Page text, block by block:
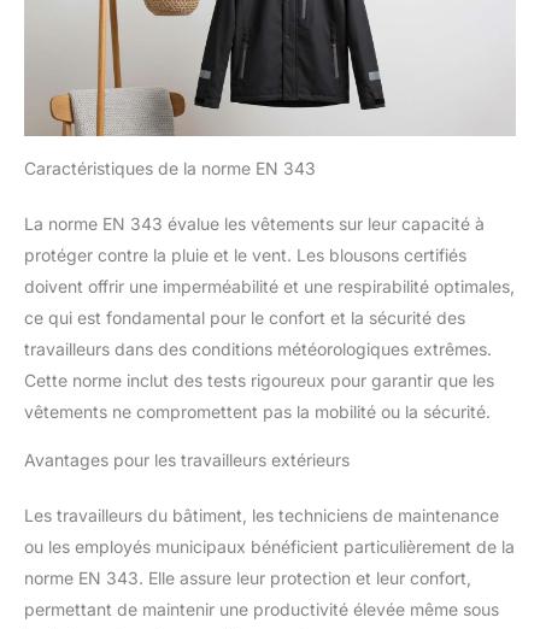
Caractéristiques de la norme EN 343
La norme EN 343 évalue les vêtements sur leur capacité à
protéger contre la pluie et le vent. Les blousons certifiés
doivent offrir une imperméabilité et une respirabilité optimales,
ce qui est fondamental pour le confort et la sécurité des
travailleurs dans des conditions météorologiques extrêmes.
Cette norme inclut des tests rigoureux pour garantir que les
vêtements ne compromettent pas la mobilité ou la sécurité.
Avantages pour les travailleurs extérieurs
Les travailleurs du bâtiment, les techniciens de maintenance
ou les employés municipaux bénéficient particulièrement de la
norme EN 343. Elle assure leur protection et leur confort,
permettant de maintenir une productivité élevée même sous